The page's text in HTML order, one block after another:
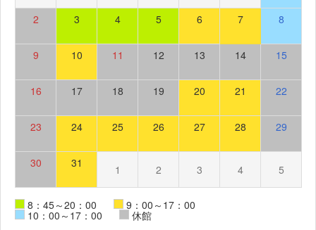
2 3 4 5 6 7 8
9 10 11 12 13 14 15
16 17 18 19 20 21 22
23 24 25 26 27 28 29
30 31 1 2 3 4 5
8：45～20：00 9：00～17：00
10：00～17：00
休館